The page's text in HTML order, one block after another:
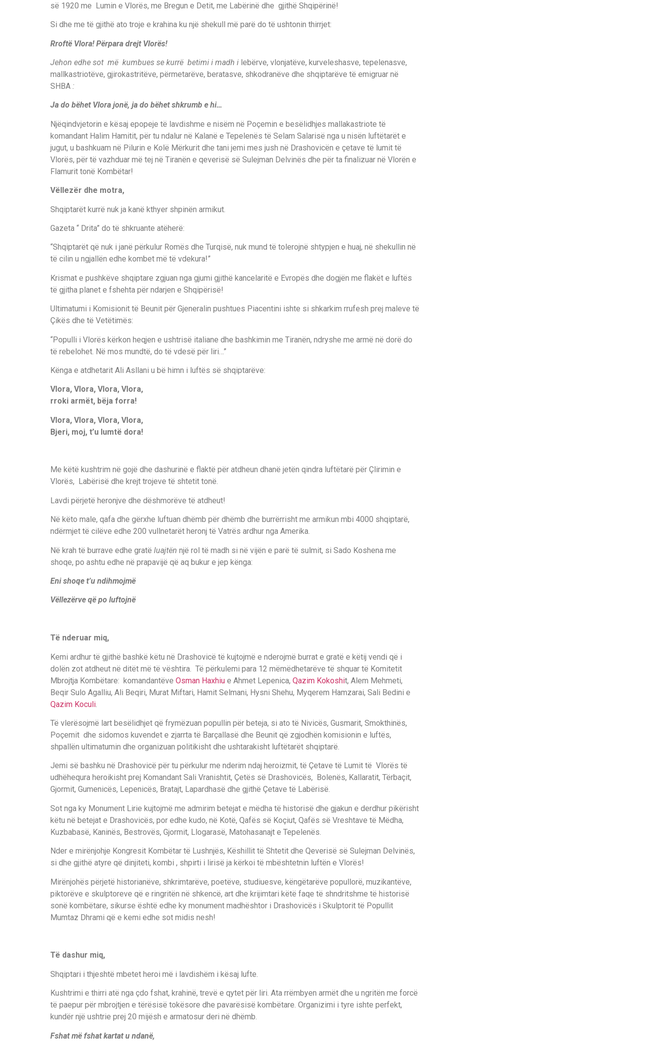
së 1920 me Lumin e Vlorës, me Bregun e Detit, me Labërinë dhe gjithë Shqipërinë!
Si dhe me të gjithë ato troje e krahina ku një shekull më parë do të ushtonin thirrjet:
Rroftë Vlora! Përpara drejt Vlorës!
Jehon edhe sot më kumbues se kurrë betimi i madh i lebërve, vlonjatëve, kurveleshasve, tepelenasve,
mallkastriotëve, gjirokastritëve, përmetarëve, beratasve, shkodranëve dhe shqiptarëve të emigruar në
SHBA :
Ja do bëhet Vlora jonë, ja do bëhet shkrumb e hi…
Njëqindvjetorin e kësaj epopeje të lavdishme e nisëm në Poçemin e besëlidhjes mallakastriote të
komandant Halim Hamitit, për tu ndalur në Kalanë e Tepelenës të Selam Salarisë nga u nisën luftëtarët e
jugut, u bashkuam në Pilurin e Kolë Mërkurit dhe tani jemi mes jush në Drashovicën e çetave të lumit të
Vlorës, për të vazhduar më tej në Tiranën e qeverisë së Sulejman Delvinës dhe për ta finalizuar në Vlorën e
Flamurit tonë Kombëtar!
Vëllezër dhe motra,
Shqiptarët kurrë nuk ja kanë kthyer shpinën armikut.
Gazeta “ Drita” do të shkruante atëherë:
“Shqiptarët që nuk i janë përkulur Romës dhe Turqisë, nuk mund të tolerojnë shtypjen e huaj, në shekullin në
të cilin u ngjallën edhe kombet më të vdekura!”
Krismat e pushkëve shqiptare zgjuan nga gjumi gjithë kancelaritë e Evropës dhe dogjën me flakët e luftës
të gjitha planet e fshehta për ndarjen e Shqipërisë!
Ultimatumi i Komisionit të Beunit për Gjeneralin pushtues Piacentini ishte si shkarkim rrufesh prej maleve të
Çikës dhe të Vetëtimës:
“Populli i Vlorës kërkon heqjen e ushtrisë italiane dhe bashkimin me Tiranën, ndryshe me armë në dorë do
të rebelohet. Në mos mundtë, do të vdesë për liri…”
Kënga e atdhetarit Ali Asllani u bë himn i luftës së shqiptarëve:
Vlora, Vlora, Vlora, Vlora,
rroki armët, bëja forra!
Vlora, Vlora, Vlora, Vlora,
Bjeri, moj, t’u lumtë dora!
Me këtë kushtrim në gojë dhe dashurinë e flaktë për atdheun dhanë jetën qindra luftëtarë për Çlirimin e
Vlorës, Labërisë dhe krejt trojeve të shtetit tonë.
Lavdi përjetë heronjve dhe dëshmorëve të atdheut!
Në këto male, qafa dhe gërxhe luftuan dhëmb për dhëmb dhe burrërrisht me armikun mbi 4000 shqiptarë,
ndërmjet të cilëve edhe 200 vullnetarët heronj të Vatrës ardhur nga Amerika.
Në krah të burrave edhe gratë luajtën një rol të madh si në vijën e parë të sulmit, si Sado Koshena me
shoqe, po ashtu edhe në prapavijë që aq bukur e jep kënga:
Eni shoqe t’u ndihmojmë
Vëllezërve që po luftojnë
Të nderuar miq,
Kemi ardhur të gjithë bashkë këtu në Drashovicë të kujtojmë e nderojmë burrat e gratë e këtij vendi që i
dolën zot atdheut në ditët më të vështira. Të përkulemi para 12 mëmëdhetarëve të shquar të Komitetit
Mbrojtja Kombëtare: komandantëve Osman Haxhiu e Ahmet Lepenica, Qazim Kokoshit, Alem Mehmeti,
Beqir Sulo Agalliu, Ali Beqiri, Murat Miftari, Hamit Selmani, Hysni Shehu, Myqerem Hamzarai, Sali Bedini e
Qazim Koculi
Të vlerësojmë lart besëlidhjet që frymëzuan popullin për beteja, si ato të Nivicës, Gusmarit, Smokthinës,
Poçemit dhe sidomos kuvendet e zjarrta të Barçallasë dhe Beunit që zgjodhën komisionin e luftës,
shpallën ultimatumin dhe organizuan politikisht dhe ushtarakisht luftëtarët shqiptarë.
Jemi së bashku në Drashovicë për tu përkulur me nderim ndaj heroizmit, të Çetave të Lumit të Vlorës të
udhëhequra heroikisht prej Komandant Sali Vranishtit, Çetës së Drashovicës, Bolenës, Kallaratit, Tërbaçit,
Gjormit, Gumenicës, Lepenicës, Bratajt, Lapardhasë dhe gjithë Çetave të Labërisë.
Sot nga ky Monument Lirie kujtojmë me admirim betejat e mëdha të historisë dhe gjakun e derdhur pikërisht
këtu në betejat e Drashovicës, por edhe kudo, në Kotë, Qafës së Koçiut, Qafës së Vreshtave të Mëdha,
Kuzbabasë, Kaninës, Bestrovës, Gjormit, Llogarasë, Matohasanajt e Tepelenës.
Nder e mirënjohje Kongresit Kombëtar të Lushnjës, Këshillit të Shtetit dhe Qeverisë së Sulejman Delvinës,
si dhe gjithë atyre që dinjiteti, kombi , shpirti i lirisë ja kërkoi të mbështetnin luftën e Vlorës!
Mirënjohës përjetë historianëve, shkrimtarëve, poetëve, studiuesve, këngëtarëve popullorë, muzikantëve,
piktorëve e skulptoreve që e ringritën në shkencë, art dhe krijimtari këtë faqe të shndritshme të historisë
sonë kombëtare, sikurse është edhe ky monument madhështor i Drashovicës i Skulptorit të Popullit
Mumtaz Dhrami që e kemi edhe sot midis nesh!
Të dashur miq,
Shqiptari i thjeshtë mbetet heroi më i lavdishëm i kësaj lufte.
Kushtrimi e thirri atë nga çdo fshat, krahinë, trevë e qytet për liri. Ata rrëmbyen armët dhe u ngritën me forcë
të paepur për mbrojtjen e tërësisë tokësore dhe pavarësisë kombëtare. Organizimi i tyre ishte perfekt,
kundër një ushtrie prej 20 mijësh e armatosur deri në dhëmb.
Fshat më fshat kartat u ndanë,